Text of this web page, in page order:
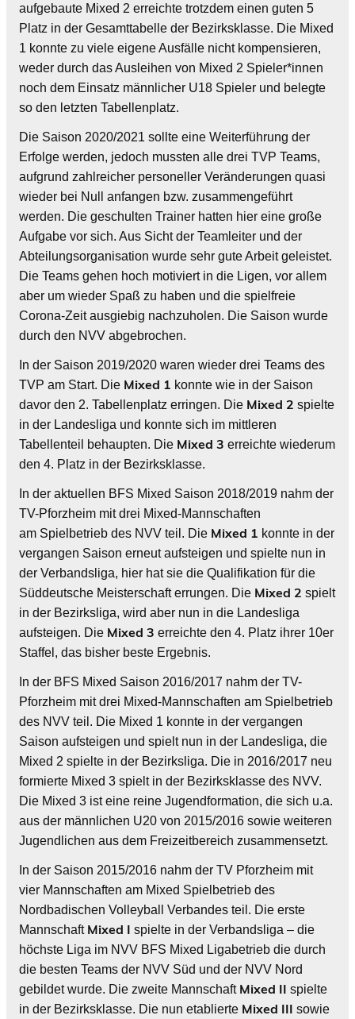
aufgebaute Mixed 2 erreichte trotzdem einen guten 5
Platz in der Gesamttabelle der Bezirksklasse. Die Mixed
1 konnte zu viele eigene Ausfälle nicht kompensieren,
weder durch das Ausleihen von Mixed 2 Spieler*innen
noch dem Einsatz männlicher U18 Spieler und belegte
so den letzten Tabellenplatz.
Die Saison 2020/2021 sollte eine Weiterführung der
Erfolge werden, jedoch mussten alle drei TVP Teams,
aufgrund zahlreicher personeller Veränderungen quasi
wieder bei Null anfangen bzw. zusammengeführt
werden. Die geschulten Trainer hatten hier eine große
Aufgabe vor sich. Aus Sicht der Teamleiter und der
Abteilungsorganisation wurde sehr gute Arbeit geleistet.
Die Teams gehen hoch motiviert in die Ligen, vor allem
aber um wieder Spaß zu haben und die spielfreie
Corona-Zeit ausgiebig nachzuholen. Die Saison wurde
durch den NVV abgebrochen.
In der Saison 2019/2020 waren wieder drei Teams des
TVP am Start. Die Mixed 1 konnte wie in der Saison
davor den 2. Tabellenplatz erringen. Die Mixed 2 spielte
in der Landesliga und konnte sich im mittleren
Tabellenteil behaupten. Die Mixed 3 erreichte wiederum
den 4. Platz in der Bezirksklasse.
In der aktuellen BFS Mixed Saison 2018/2019 nahm der
TV-Pforzheim mit drei Mixed-Mannschaften
am Spielbetrieb des NVV teil. Die Mixed 1 konnte in der
vergangen Saison erneut aufsteigen und spielte nun in
der Verbandsliga, hier hat sie die Qualifikation für die
Süddeutsche Meisterschaft errungen. Die Mixed 2 spielt
in der Bezirksliga, wird aber nun in die Landesliga
aufsteigen. Die Mixed 3 erreichte den 4. Platz ihrer 10er
Staffel, das bisher beste Ergebnis.
In der BFS Mixed Saison 2016/2017 nahm der TV-
Pforzheim mit drei Mixed-Mannschaften am Spielbetrieb
des NVV teil. Die Mixed 1 konnte in der vergangen
Saison aufsteigen und spielt nun in der Landesliga, die
Mixed 2 spielte in der Bezirksliga. Die in 2016/2017 neu
formierte Mixed 3 spielt in der Bezirksklasse des NVV.
Die Mixed 3 ist eine reine Jugendformation, die sich u.a.
aus der männlichen U20 von 2015/2016 sowie weiteren
Jugendlichen aus dem Freizeitbereich zusammensetzt.
In der Saison 2015/2016 nahm der TV Pforzheim mit
vier Mannschaften am Mixed Spielbetrieb des
Nordbadischen Volleyball Verbandes teil. Die erste
Mannschaft Mixed I spielte in der Verbandsliga – die
höchste Liga im NVV BFS Mixed Ligabetrieb die durch
die besten Teams der NVV Süd und der NVV Nord
gebildet wurde. Die zweite Mannschaft Mixed II spielte
in der Bezirksklasse. Die nun etablierte Mixed III sowie